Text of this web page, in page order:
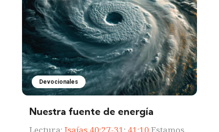
Devocionales
Nuestra fuente de energía